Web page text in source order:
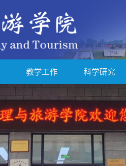
教学工作 科学研究